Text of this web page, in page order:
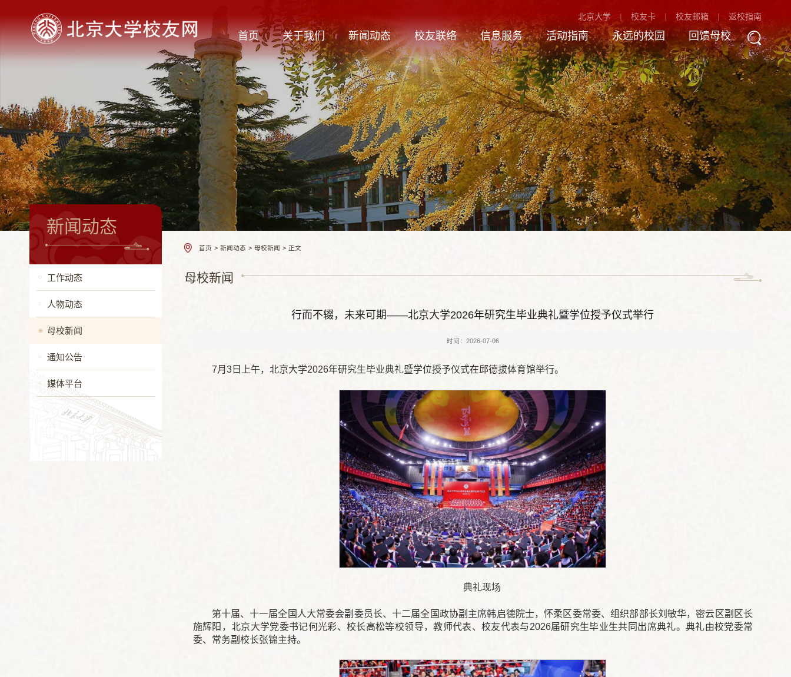
北京大学 校友卡 校友邮箱 返校指南
首页 关于我们 新闻动态 校友联络 信息服务 活动指南 永远的校园 回馈母校
新闻动态
工作动态
人物动态
母校新闻
通知公告
媒体平台
首页 > 新闻动态 > 母校新闻 > 正文
母校新闻
行而不辍，未来可期——北京大学2026年研究生毕业典礼暨学位授予仪式举行
时间：2026-07-06
7月3日上午，北京大学2026年研究生毕业典礼暨学位授予仪式在邱德拔体育馆举行。
典礼现场
第十届、十一届全国人大常委会副委员长、十二届全国政协副主席韩启德院士，怀柔区委常委、组织部部长刘敏华，密云区副区长
施辉阳，北京大学党委书记何光彩、校长高松等校领导，教师代表、校友代表与2026届研究生毕业生共同出席典礼。典礼由校党委常
委、常务副校长张锦主持。